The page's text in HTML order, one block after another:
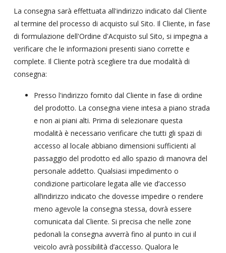
La consegna sarà effettuata all'indirizzo indicato dal Cliente
al termine del processo di acquisto sul Sito. Il Cliente, in fase
di formulazione dell'Ordine d'Acquisto sul Sito, si impegna a
verificare che le informazioni presenti siano corrette e
complete. Il Cliente potrà scegliere tra due modalità di
consegna:
Presso l'indirizzo fornito dal Cliente in fase di ordine
del prodotto. La consegna viene intesa a piano strada
e non ai piani alti. Prima di selezionare questa
modalità è necessario verificare che tutti gli spazi di
accesso al locale abbiano dimensioni sufficienti al
passaggio del prodotto ed allo spazio di manovra del
personale addetto. Qualsiasi impedimento o
condizione particolare legata alle vie d’accesso
all’indirizzo indicato che dovesse impedire o rendere
meno agevole la consegna stessa, dovrà essere
comunicata dal Cliente. Si precisa che nelle zone
pedonali la consegna avverrà fino al punto in cui il
veicolo avrà possibilità d’accesso. Qualora le